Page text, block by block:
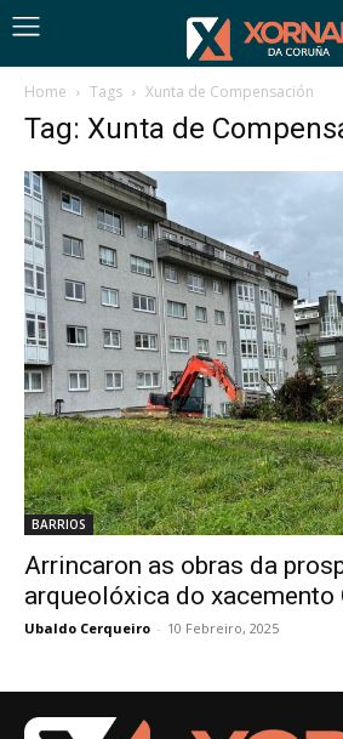
Home Tags Xunta de Compensación
Tag: Xunta de
BARRIOS
Arrincaron as obras da
arqueolóxica do
Ubaldo Cerqueiro - 10 Febreiro, 2025